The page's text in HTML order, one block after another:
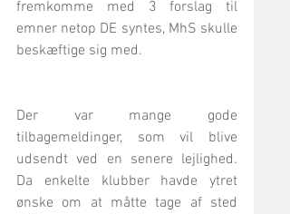
fremkomme med 3 forslag til
emner netop DE syntes, MhS skulle
beskæftige sig med.
Der var mange gode
tilbagemeldinger, som vil blive
udsendt ved en senere lejlighed.
Da enkelte klubber havde ytret
ønske om at måtte tage af sted